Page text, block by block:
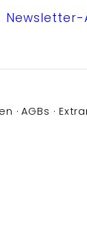
Newsletter-
AGBs